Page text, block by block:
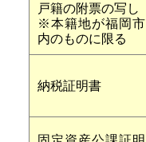
戸籍の附票の写し
※本籍地が福岡市
内のものに限る
納税証明書